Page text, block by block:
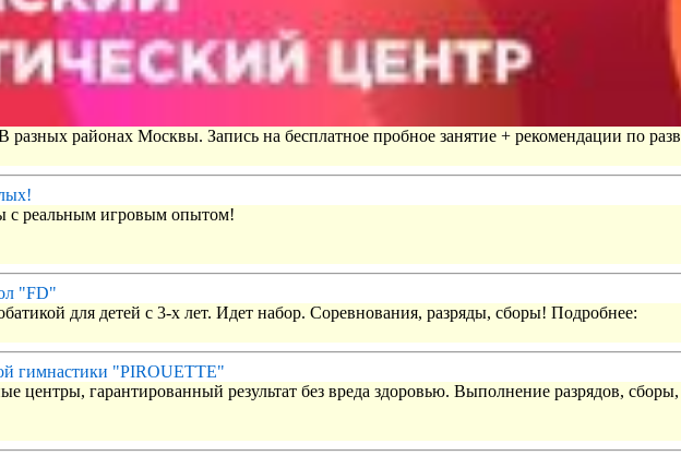
разных районах Москвы. Запись на бесплатное пробное занятие + рекомендации по
с реальным игровым опытом!
"FD"
для детей с 3-х лет. Идет набор. Соревнования, разряды, сборы! Подробнее:
гимнастики "PIROUETTE"
центры, гарантированный результат без вреда здоровью. Выполнение разрядов,